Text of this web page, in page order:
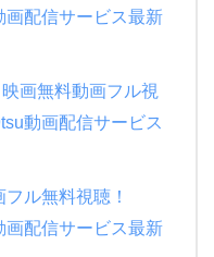
画配信サービス最新
画無料動画フル視
動画配信サービス
ル無料視聴！
画配信サービス最新